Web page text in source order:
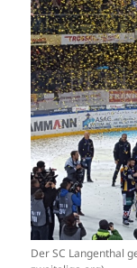
Der SC Langenthal